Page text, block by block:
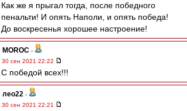
Как же я прыгал тогда, после победного
пенальти! И опять Наполи, и опять победа!
До воскресенья хорошее настроение!
MOROC -
30 сен 2021 22:22
С победой всех!!!
лео22 -
30 сен 2021 22:21